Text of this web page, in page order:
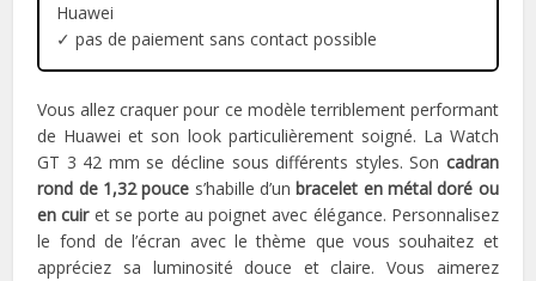
Huawei
✓ pas de paiement sans contact possible
Vous allez craquer pour ce modèle terriblement performant
de Huawei et son look particulièrement soigné. La Watch
GT 3 42 mm se décline sous différents styles. Son cadran
rond de 1,32 pouce s’habille d’un bracelet en métal doré ou
en cuiret se porte au poignet avec élégance. Personnalisez
le fond de l’écran avec le thème que vous souhaitez et
appréciez sa luminosité douce et claire. Vous aimerez